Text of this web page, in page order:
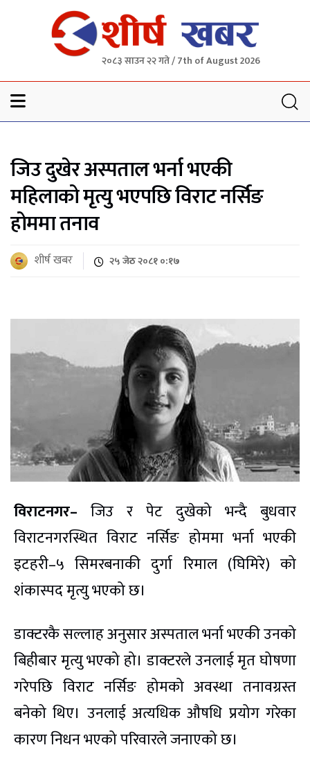
२०८३ साउन २२ गते / 7th of August 2026
जिउ दुखेर अस्पताल भर्ना भएकी
महिलाको मृत्यु भएपछि विराट नर्सिङ
होममा तनाव
शीर्ष खबर २५ जेठ २०८१ ०:१७
विराटनगर– जिउ र पेट दुखेको भन्दै बुधवार
विराटनगरस्थित विराट नर्सिङ होममा भर्ना भएकी
इटहरी–५ सिमरबनाकी दुर्गा रिमाल (घिमिरे) को
शंकास्पद मृत्यु भएको छ।
डाक्टरकै सल्लाह अनुसार अस्पताल भर्ना भएकी उनको
बिहीबार मृत्यु भएको हो। डाक्टरले उनलाई मृत घोषणा
गरेपछि विराट नर्सिङ होमको अवस्था तनावग्रस्त
बनेको थिए। उनलाई अत्यधिक औषधि प्रयोग गरेका
कारण निधन भएको परिवारले जनाएको छ।